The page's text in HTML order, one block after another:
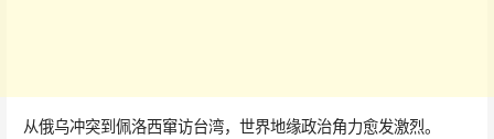
从俄乌冲突到佩洛西窜访台湾，世界地缘政治角力愈发激烈。